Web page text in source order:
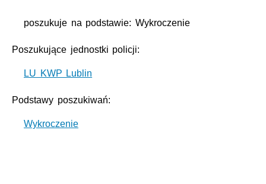
poszukuje na podstawie: Wykroczenie
Poszukujące jednostki policji:
LU KWP Lublin
Podstawy poszukiwań:
Wykroczenie